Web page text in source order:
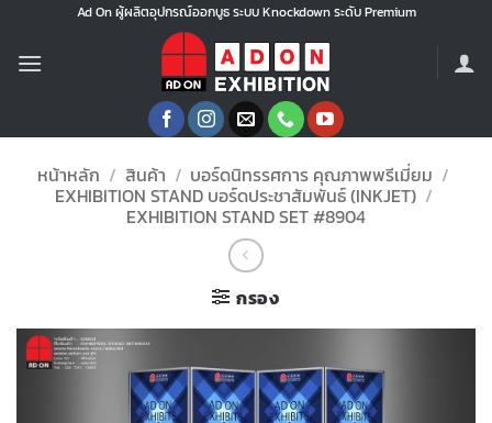
ยัง
Ad On ผู้ผลิตอุปกรณ์ออกบูธ ระบบ Knockdown ระดับ Premium
หน้าหลัก / สินค้า / บอร์ดนิทรรศการ คุณภาพพรีเมี่ยม /
EXHIBITION STAND บอร์ดประชาสัมพันธ์ (INKJET) /
EXHIBITION STAND SET #8904
กรอง